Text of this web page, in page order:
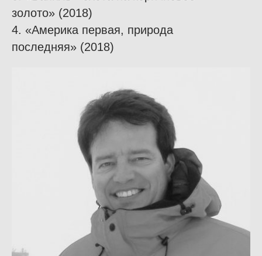
золото» (2018)
4. «Америка первая, природа
последняя» (2018)